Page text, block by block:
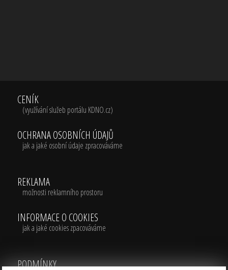
CENÍK
(využívání služeb portálu KDNO.cz)
OCHRANA OSOBNÍCH ÚDAJŮ
jak a jaké osobní údaje zpracováváme
REKLAMA
možnosti reklamního prostoru
INFORMACE O COOKIES
jak a jaké cookies zpacováváme
PODMÍNKY